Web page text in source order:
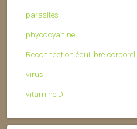
parasites
phycocyanine
Reconnection équilibre corporel
virus
vitamine D